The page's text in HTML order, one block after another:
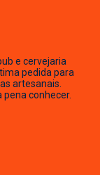
e cervejaria
pedida para
artesanais.
pena conhecer.